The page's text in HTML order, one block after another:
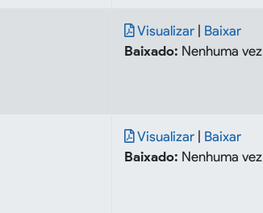
Visualizar
Baixar
Baixado: Nenhuma vez
Visualizar
Baixar
Baixado: Nenhuma vez